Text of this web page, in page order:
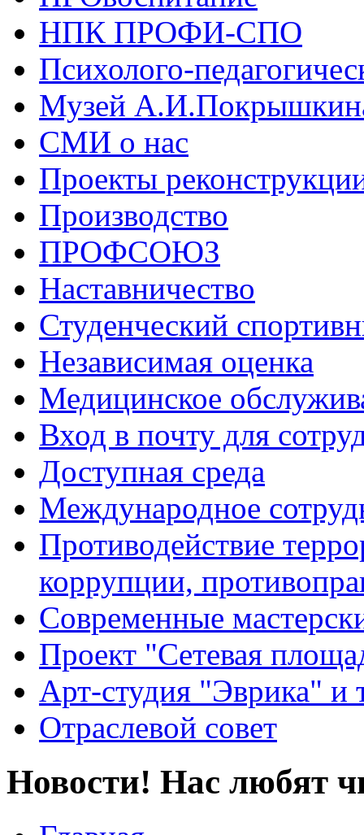
НПК ПРОФИ-СПО
Психолого-
Музей
СМИ о нас
Проекты
Производство
ПРОФСОЮЗ
Наставничество
Студенческий
Независимая оценка
Медицинское
Вход в почту для
Доступная среда
Международное
Противодействие
коррупции,
Современные
Проект "Сетевая
Арт-студия "Эврика" и
Отраслевой совет
Новости! Нас любят